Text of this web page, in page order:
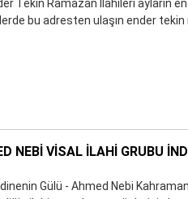
Tekin Ramazan İlahileri ayların
bu adresten ulaşın ender
NEBI VISAL İLAHI GRUBU
Gülü - Ahmed Nebi